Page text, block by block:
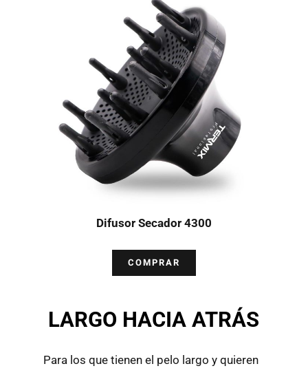
Difusor Secador 4300
COMPRAR
LARGO HACIA ATRÁS
Para los que tienen el pelo largo y quieren